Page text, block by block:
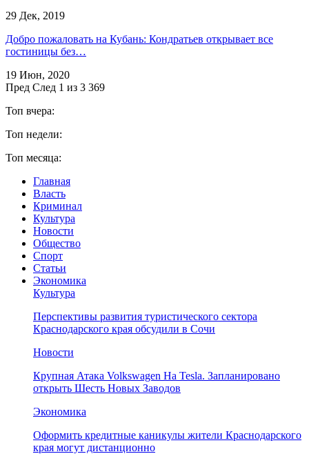
29 Дек, 2019
Добро пожаловать на Кубань: Кондратьев открывает все
гостиницы без…
19 Июн, 2020
Пред След 1 из 3 369
Топ вчера:
Топ недели:
Топ месяца:
Главная
Власть
Криминал
Культура
Новости
Общество
Спорт
Статьи
Экономика
Культура
Перспективы развития туристического сектора
Краснодарского края обсудили в Сочи
Новости
Крупная Атака Volkswagen На Tesla. Запланировано
открыть Шесть Новых Заводов
Экономика
Оформить кредитные каникулы жители Краснодарского
края могут дистанционно